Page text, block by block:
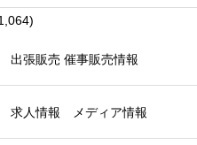
出張販売 催事販売情報
求人情報 メディア情報